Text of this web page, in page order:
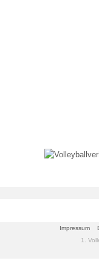
Impressum
1.